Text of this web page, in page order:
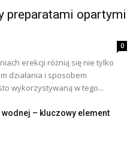
preparatami opartymi
0
erekcji różnią się nie tylko
działania i sposobem
wykorzystywaną w tego...
wodnej – kluczowy element